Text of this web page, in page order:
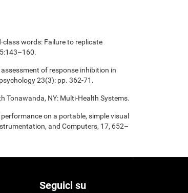
class words: Failure to replicate
of response inhibition in
23(3): pp. 362-71.
Tonawanda, NY: Multi-Health Systems.
on a portable, simple visual
and Computers, 17, 652–
Seguici su